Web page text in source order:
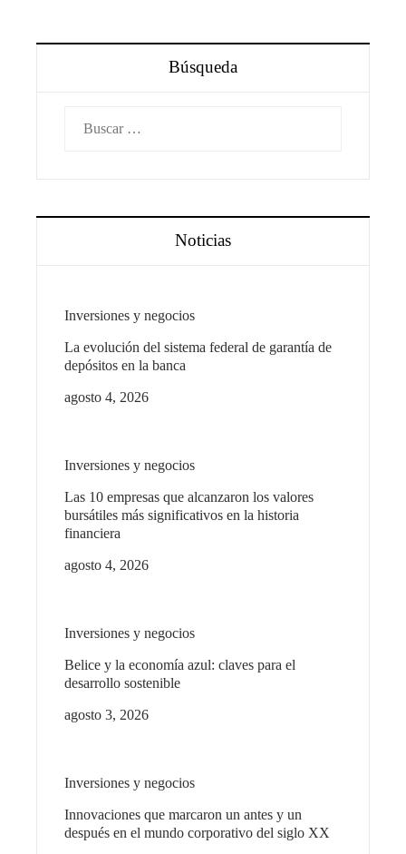
Búsqueda
Noticias
Inversiones y negocios
La evolución del sistema federal de garantía de
depósitos en la banca
agosto 4, 2026
Inversiones y negocios
Las 10 empresas que alcanzaron los valores
bursátiles más significativos en la historia
financiera
agosto 4, 2026
Inversiones y negocios
Belice y la economía azul: claves para el
desarrollo sostenible
agosto 3, 2026
Inversiones y negocios
Innovaciones que marcaron un antes y un
después en el mundo corporativo del siglo XX